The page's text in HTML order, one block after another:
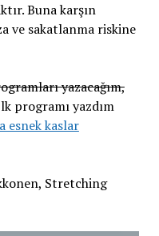
Buna karşın
ve sakatlanma riskine
yazacağım,
programı yazdım
esnek kaslar
Stretching